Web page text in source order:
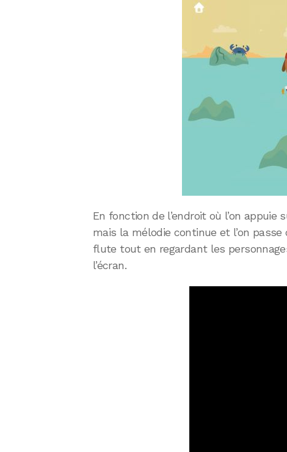
En fonction de l’endroit où l’on appuie
mais la mélodie continue et l’on
flute tout en regardant les
l’écran.